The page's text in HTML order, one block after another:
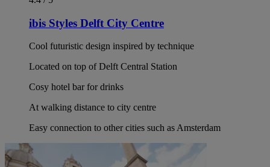
ibis Styles Delft City Centre
Cool futuristic design inspired by technique
Located on top of Delft Central Station
Cosy hotel bar for drinks
At walking distance to city centre
Easy connection to other cities such as Amsterdam